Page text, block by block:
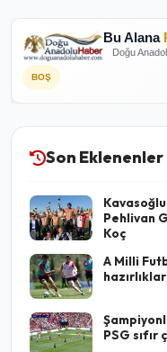
Bu Alana
Doğu
BOŞ
Son Eklenenler
Kavasoğlu
Pehlivan
Koç
A Milli
PSG sıfır